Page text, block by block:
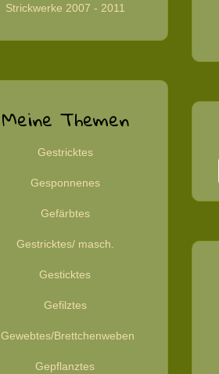
Strickwerke 2007 - 2011
Meine Themen
Gestricktes
Gesponnenes
Gefärbtes
Gestricktes/ masch.
Gesticktes
Gefilztes
Gewebtes/Brettchenweben
Gepflanztes